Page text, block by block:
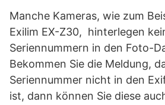
Manche Kameras, wie zum
Exilim EX-Z30, hinterlegen
Seriennummern in den Foto-
Bekommen Sie die Meldung,
Seriennummer nicht in den
ist, dann können Sie diese